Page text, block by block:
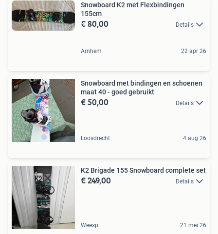
Snowboard K2 met Flexbindingen
155cm
€ 80,00 Details
Arnhem 22 apr 26
Snowboard met bindingen en schoenen
maat 40 - goed gebruikt
€ 50,00 Details
Loosdrecht 4 aug 26
K2 Brigade 155 Snowboard complete set
€ 249,00 Details
Weesp 21 mei 26